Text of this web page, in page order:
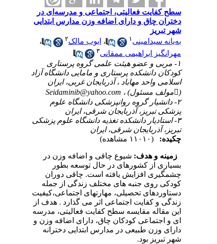
سطح کفایت فعالیتی، اجتماعی و مدرسه‌ای در
دختران چاق و دارای اضافه وزن مدارس ابتدایی
شهر تبریز
به‌یانه سیدامینی
،ایوب مالک۲
،
مهرانگیز ابراهیمی ممقانی
۱- مربی و عضو هیئت علمی گروه پرستاری
کودکان دانشکده پرستاری و مامایی دانشگاه آزاد
اسلامی واحد مهاباد ، آذربایجان غربی، ایران
Seidaminib@yahoo.com
۲- دانشیار گروه روانپزشکی دانشگاه علوم
پزشکی تبریز، آذربایجان شرقی، ایران
۳- استادیار دانشکده تغذیه دانشگاه علوم پزشکی
تبریز، آذربایجان شرقی، ایران
چکیده:
زمینه و هدف:شیوع چاقی و اضافه وزن در
بسیاری از کشورهای در حال توسعه بطور
چشمگیری افزایش یافته است. چاقی دوران
کودکی روی جنبه های مختلف زندگی از جمله
دستاوردهای تحصیلی، مهارتهای اجتماعی،کیفیت
زندگی و کفایت اجتماعی اثر می گذارد . هدف از
این مقاله مقایسه سطح کفایت فعالیتی، مدرسه
ای و اجتماعی کودکان چاق، دارای اضافه وزن و
دارای وزن طبیعی در مدارس ابتدایی دخترانه
شهر تبریز بود.